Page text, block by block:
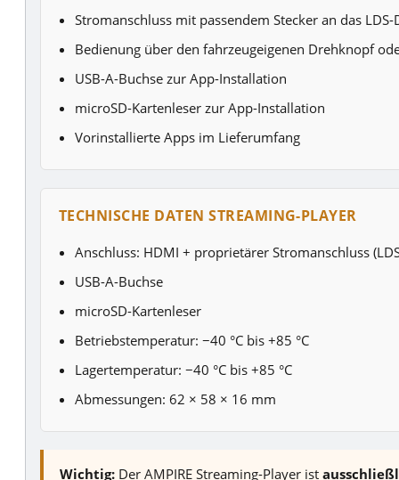
Stromanschluss mit passendem Stecker an das LDS-
Bedienung über den fahrzeugeigenen Drehknopf
USB-A-Buchse zur App-Installation
microSD-Kartenleser zur App-Installation
Vorinstallierte Apps im Lieferumfang
TECHNISCHE DATEN STREAMING-PLAYER
Anschluss: HDMI + proprietärer Stromanschluss
USB-A-Buchse
microSD-Kartenleser
Betriebstemperatur: −40 °C bis +85 °C
Lagertemperatur: −40 °C bis +85 °C
Abmessungen: 62 × 58 × 16 mm
Wichtig: Der AMPIRE Streaming-Player ist